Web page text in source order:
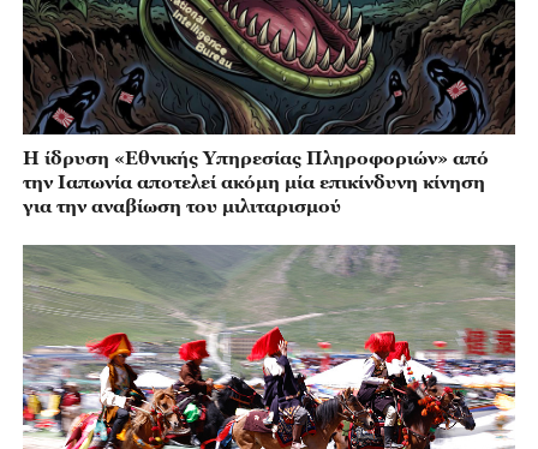
Η ίδρυση «Εθνικής Υπηρεσίας Πληροφοριών» από
την Ιαπωνία αποτελεί ακόμη μία επικίνδυνη κίνηση
για την αναβίωση του μιλιταρισμού